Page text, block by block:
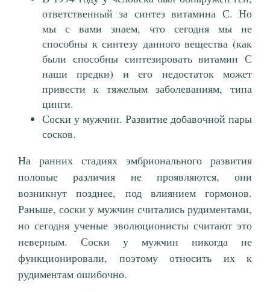
ответственный за синтез витамина С. Но
мы с вами знаем, что сегодня мы не
способны к синтезу данного вещества (как
были способны синтезировать витамин С
наши предки) и его недостаток может
привести к тяжелым заболеваниям, типа
цинги.
Соски у мужчин. Развитие добавочной пары
сосков.
На ранних стадиях эмбрионального развития
половые различия не проявляются, они
возникнут позднее, под влиянием гормонов.
Раньше, соски у мужчин считались рудиментами,
но сегодня ученые эволюционисты считают это
неверным. Соски у мужчин никогда не
функционировали, поэтому относить их к
рудиментам ошибочно.